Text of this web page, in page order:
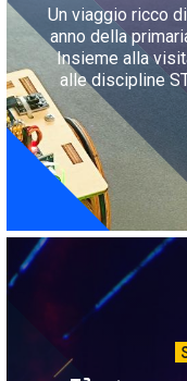
Un viaggio ricco
anno della
Insieme alla
alle discipline